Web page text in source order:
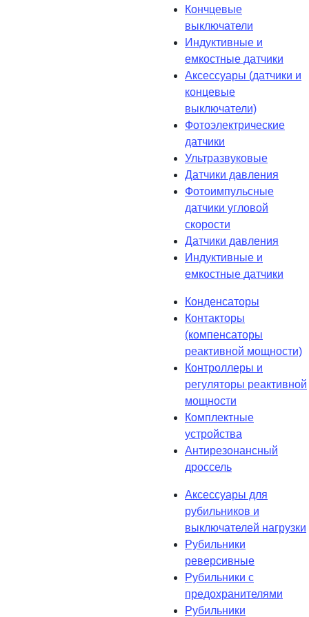
Кончцевые
выключатели
Индуктивные и
емкостные датчики
Аксессуары (датчики и
концевые
выключатели)
Фотоэлектрические
датчики
Ультразвуковые
Датчики давления
Фотоимпульсные
датчики угловой
скорости
Датчики давления
Индуктивные и
емкостные датчики
Конденсаторы
Контакторы
(компенсаторы
реактивной мощности)
Контроллеры и
регуляторы реактивной
мощности
Комплектные
устройства
Антирезонансный
дроссель
Аксессуары для
рубильников и
выключателей нагрузки
Рубильники
реверсивные
Рубильники с
предохранителями
Рубильники